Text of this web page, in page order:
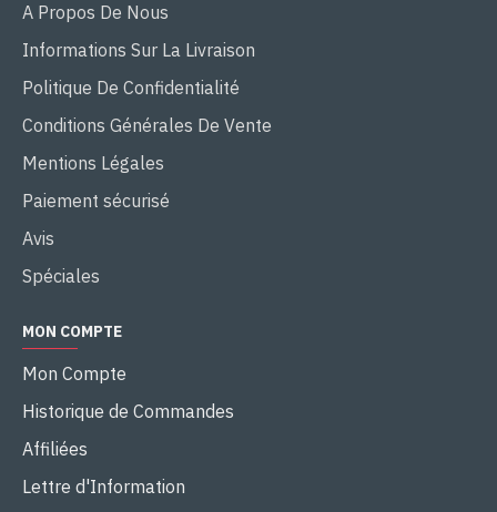
A Propos De Nous
Informations Sur La Livraison
Politique De Confidentialité
Conditions Générales De Vente
Mentions Légales
Paiement sécurisé
Avis
Spéciales
MON COMPTE
Mon Compte
Historique de Commandes
Affiliées
Lettre d'Information